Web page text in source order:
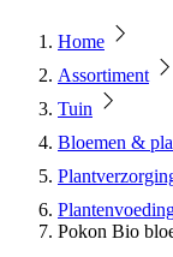
Home
Assortiment
Tuin
Bloemen &
Pokon Bio